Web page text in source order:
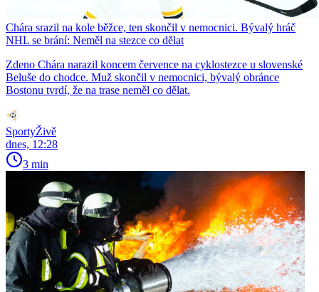
Chára srazil na kole běžce, ten skončil v nemocnici. Bývalý hráč
NHL se brání: Neměl na stezce co dělat
Zdeno Chára narazil koncem července na cyklostezce u slovenské
Beluše do chodce. Muž skončil v nemocnici, bývalý obránce
Bostonu tvrdí, že na trase neměl co dělat.
SportyŽivě
dnes, 12:28
3 min